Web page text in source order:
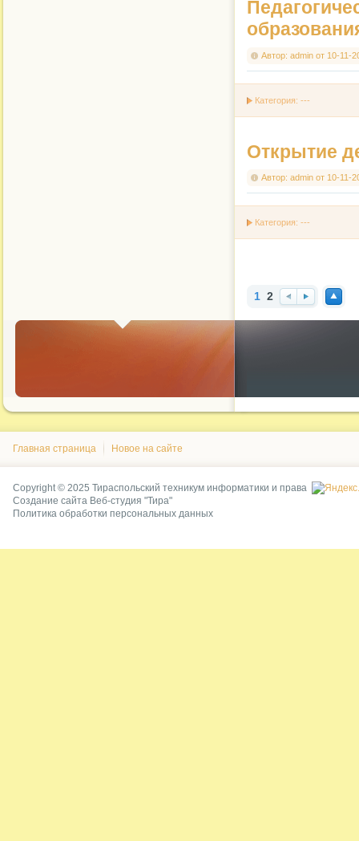
Автор: admin от 10-11-
Категория: ---
Открытие
Автор: admin от 10-11-
Категория: ---
1 2
Главная страница Новое на сайте
Copyright © 2025 Тираспольский техникум информатики и права
Создание сайта Веб-студия "Тира"
Политика обработки персональных данных